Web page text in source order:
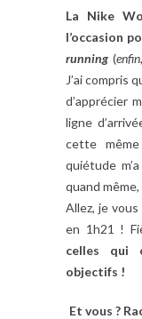
La Nike
l’occasion
running (
J’ai compris
d’apprécier
ligne
cette
quiétude
quand
Allez, je vous
en 1h21 !
celles qui
objectifs !
Et vous ?